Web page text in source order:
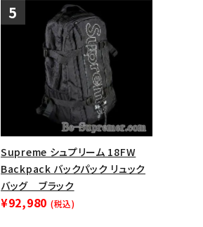
Supreme シュプリーム 18FW
Backpack バックパック リュック
バッグ ブラック
¥92,980 (税込)